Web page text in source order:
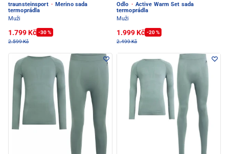
traunsteinsport · Merino sada
termoprádla
Muži
1.799 Kč -30 %
2.599 Kč
Odlo · Active Warm Set sada
termoprádla
Muži
1.999 Kč -20 %
2.499 Kč